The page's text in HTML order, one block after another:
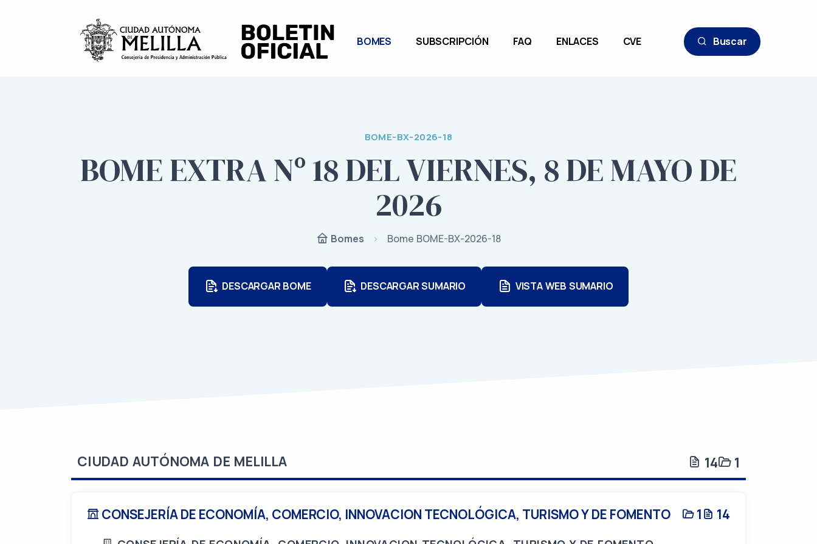
BOMES SUBSCRIPCIÓN FAQ ENLACES CVE Buscar
BOME-BX-2026-18
BOME EXTRA Nº 18 DEL VIERNES, 8 DE MAYO DE
2026
Bomes Bome BOME-BX-2026-18
DESCARGAR BOME DESCARGAR SUMARIO VISTA WEB SUMARIO
CIUDAD AUTÓNOMA DE MELILLA 14 1
CONSEJERÍA DE ECONOMÍA, COMERCIO, INNOVACION TECNOLÓGICA, TURISMO Y DE FOMENTO 1 14